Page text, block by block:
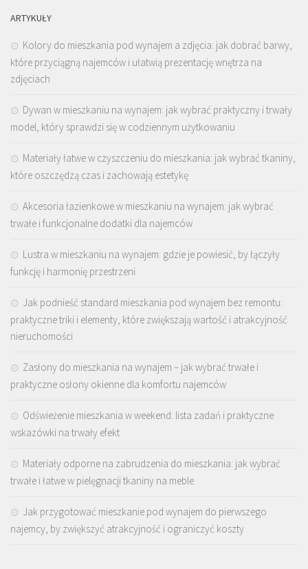
ARTYKUŁY
Kolory do mieszkania pod wynajem a zdjęcia: jak dobrać barwy,
które przyciągną najemców i ułatwią prezentację wnętrza na
zdjęciach
Dywan w mieszkaniu na wynajem: jak wybrać praktyczny i trwały
model, który sprawdzi się w codziennym użytkowaniu
Materiały łatwe w czyszczeniu do mieszkania: jak wybrać tkaniny,
które oszczędzą czas i zachowają estetykę
Akcesoria łazienkowe w mieszkaniu na wynajem: jak wybrać
trwałe i funkcjonalne dodatki dla najemców
Lustra w mieszkaniu na wynajem: gdzie je powiesić, by łączyły
funkcję i harmonię przestrzeni
Jak podnieść standard mieszkania pod wynajem bez remontu:
praktyczne triki i elementy, które zwiększają wartość i atrakcyjność
nieruchomości
Zasłony do mieszkania na wynajem – jak wybrać trwałe i
praktyczne osłony okienne dla komfortu najemców
Odświeżenie mieszkania w weekend: lista zadań i praktyczne
wskazówki na trwały efekt
Materiały odporne na zabrudzenia do mieszkania: jak wybrać
trwałe i łatwe w pielęgnacji tkaniny na meble
Jak przygotować mieszkanie pod wynajem do pierwszego
najemcy, by zwiększyć atrakcyjność i ograniczyć koszty